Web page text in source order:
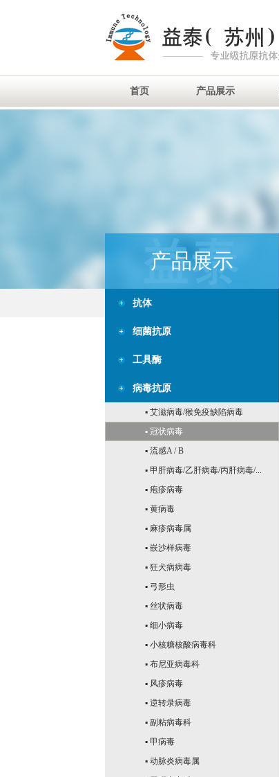
首页 产品展示
产品展示
抗体
细菌抗原
工具酶
病毒抗原
▪ 艾滋病毒/猴免疫缺陷病毒
▪ 冠状病毒
▪ 流感A / B
▪ 甲肝病毒/乙肝病毒/丙肝病毒/...
▪ 疱疹病毒
▪ 黄病毒
▪ 麻疹病毒属
▪ 嵌沙样病毒
▪ 狂犬病病毒
▪ 弓形虫
▪ 丝状病毒
▪ 细小病毒
▪ 小核糖核酸病毒科
▪ 布尼亚病毒科
▪ 风疹病毒
▪ 逆转录病毒
▪ 副粘病毒科
▪ 甲病毒
▪ 动脉炎病毒属